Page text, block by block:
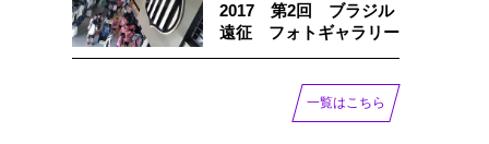
2017 第2回 ブラジル
遠征 フォトギャラリー
一覧はこちら